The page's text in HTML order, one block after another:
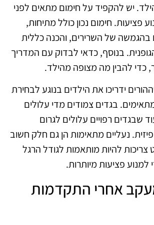
יש להקפיד על חימום מתאים לפני
פציעות. חימום נכון כולל מתיחות,
בהגמשה של השרירים, והכנה כללית
בנוסף, כדאי לבדוק עם המדריך
כדי להבין מה מצופה מהילד.
ידריכו את הילדים בנוגע לבחירת
בגדים צמודים מדי עלולים
שבגדים רפויים עלולים לגרום
נעליים מתאימות הן גם חלק חשוב
להיות מותאמות לגודל הרגל
למנוע פציעות מיותרות.
אחרי התקדמות